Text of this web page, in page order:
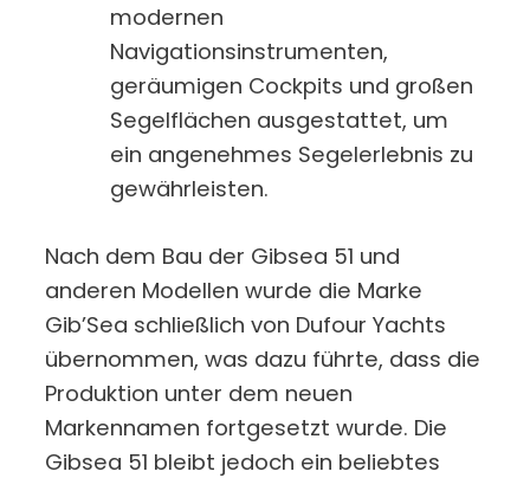
modernen
Navigationsinstrumenten,
geräumigen Cockpits und großen
Segelflächen ausgestattet, um
ein angenehmes Segelerlebnis zu
gewährleisten.
Nach dem Bau der Gibsea 51 und
anderen Modellen wurde die Marke
Gib’Sea schließlich von Dufour Yachts
übernommen, was dazu führte, dass die
Produktion unter dem neuen
Markennamen fortgesetzt wurde. Die
Gibsea 51 bleibt jedoch ein beliebtes